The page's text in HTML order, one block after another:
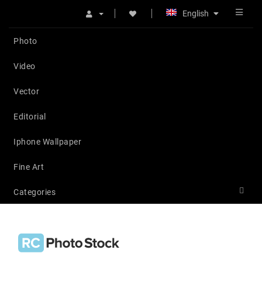
English
Photo
Video
Vector
Editorial
Iphone Wallpaper
Fine Art
Categories